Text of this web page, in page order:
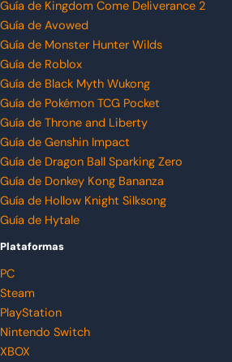
Guía de Kingdom Come Deliverance 2
Guía de Avowed
Guía de Monster Hunter Wilds
Guía de Roblox
Guía de Black Myth Wukong
Guía de Pokémon TCG Pocket
Guía de Throne and Liberty
Guía de Genshin Impact
Guía de Dragon Ball Sparking Zero
Guía de Donkey Kong Bananza
Guía de Hollow Knight Silksong
Guía de Hytale
Plataformas
PC
Steam
PlayStation
Nintendo Switch
XBOX